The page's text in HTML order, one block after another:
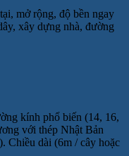
mở rộng, độ bền ngay
xây dựng nhà, đường
kính phổ biến (14, 16,
với thép Nhật Bản
Chiều dài (6m / cây hoặc